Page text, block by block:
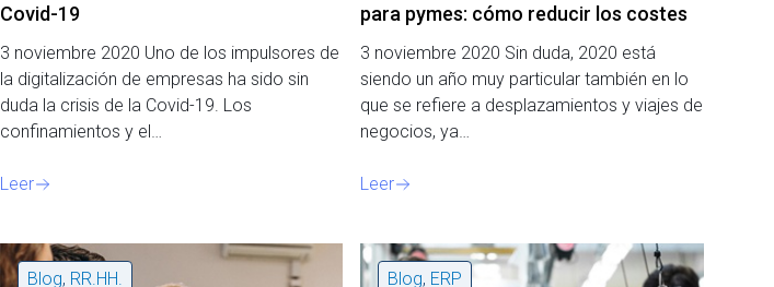
Covid-19
3 noviembre 2020 Uno de los impulsores de
la digitalización de empresas ha sido sin
duda la crisis de la Covid-19. Los
confinamientos y el…
Leer
para pymes: cómo reducir los costes
3 noviembre 2020 Sin duda, 2020 está
siendo un año muy particular también en lo
que se refiere a desplazamientos y viajes de
negocios, ya…
Leer
Blog, RR.HH. Blog, ERP